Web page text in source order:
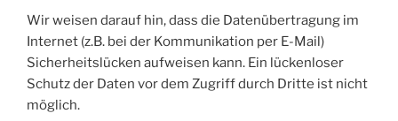
Wir weisen darauf hin, dass die Datenübertragung im
Internet (z.B. bei der Kommunikation per E-Mail)
Sicherheitslücken aufweisen kann. Ein lückenloser
Schutz der Daten vor dem Zugriff durch Dritte ist nicht
möglich.